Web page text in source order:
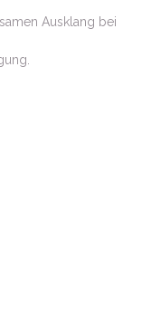
Ausklang bei